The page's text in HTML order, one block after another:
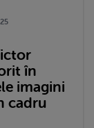
în
imagini
cadru